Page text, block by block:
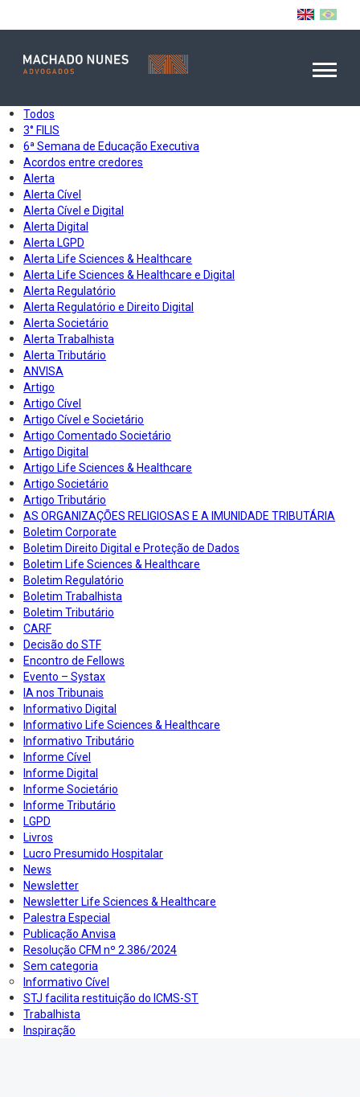
Todos
3° FILIS
6ª Semana de Educação Executiva
Acordos entre credores
Alerta
Alerta Cível
Alerta Cível e Digital
Alerta Digital
Alerta LGPD
Alerta Life Sciences & Healthcare
Alerta Life Sciences & Healthcare e Digital
Alerta Regulatório
Alerta Regulatório e Direito Digital
Alerta Societário
Alerta Trabalhista
Alerta Tributário
ANVISA
Artigo
Artigo Cível
Artigo Cível e Societário
Artigo Comentado Societário
Artigo Digital
Artigo Life Sciences & Healthcare
Artigo Societário
Artigo Tributário
AS ORGANIZAÇÕES RELIGIOSAS E A IMUNIDADE TRIBUTÁRIA
Boletim Corporate
Boletim Direito Digital e Proteção de Dados
Boletim Life Sciences & Healthcare
Boletim Regulatório
Boletim Trabalhista
Boletim Tributário
CARF
Decisão do STF
Encontro de Fellows
Evento – Systax
IA nos Tribunais
Informativo Digital
Informativo Life Sciences & Healthcare
Informativo Tributário
Informe Cível
Informe Digital
Informe Societário
Informe Tributário
LGPD
Livros
Lucro Presumido Hospitalar
News
Newsletter
Newsletter Life Sciences & Healthcare
Palestra Especial
Publicação Anvisa
Resolução CFM nº 2.386/2024
Sem categoria
Informativo Cível
STJ facilita restituição do ICMS-ST
Trabalhista
Inspiração